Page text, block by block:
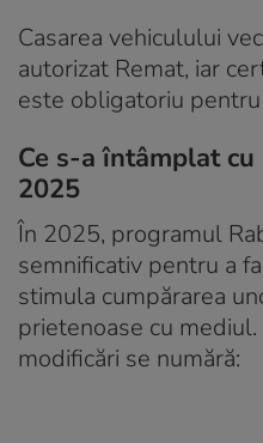
Casarea vehiculului
autorizat Remat, iar
este obligatoriu
Ce s-a întâmplat
2025
În 2025, programul
semnificativ pentru a
stimula cumpărarea
prietenoase cu
modificări se numără: